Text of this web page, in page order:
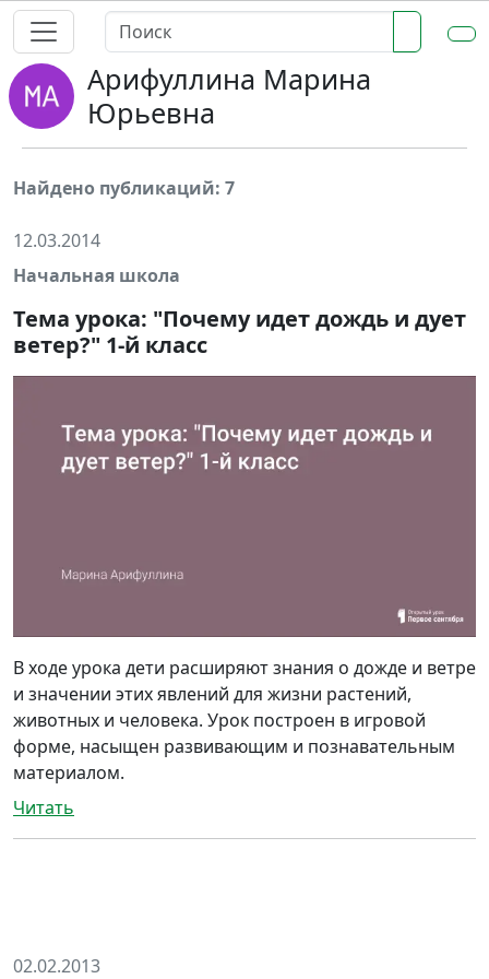
Арифуллина Марина
Юрьевна
Найдено публикаций: 7
12.03.2014
Начальная школа
Тема урока: "Почему идет дождь и дует
ветер?" 1-й класс
В ходе урока дети расширяют знания о дожде и ветре
и значении этих явлений для жизни растений,
животных и человека. Урок построен в игровой
форме, насыщен развивающим и познавательным
материалом.
Читать
02.02.2013